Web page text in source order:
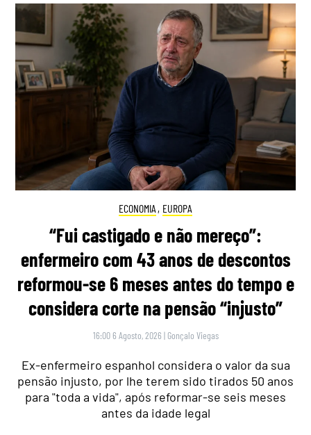
ECONOMIA , EUROPA
“Fui castigado e não mereço”:
enfermeiro com 43 anos de descontos
reformou-se 6 meses antes do tempo e
considera corte na pensão “injusto”
16:00 6 Agosto, 2026 | Gonçalo Viegas
Ex-enfermeiro espanhol considera o valor da sua
pensão injusto, por lhe terem sido tirados 50 anos
para "toda a vida", após reformar-se seis meses
antes da idade legal